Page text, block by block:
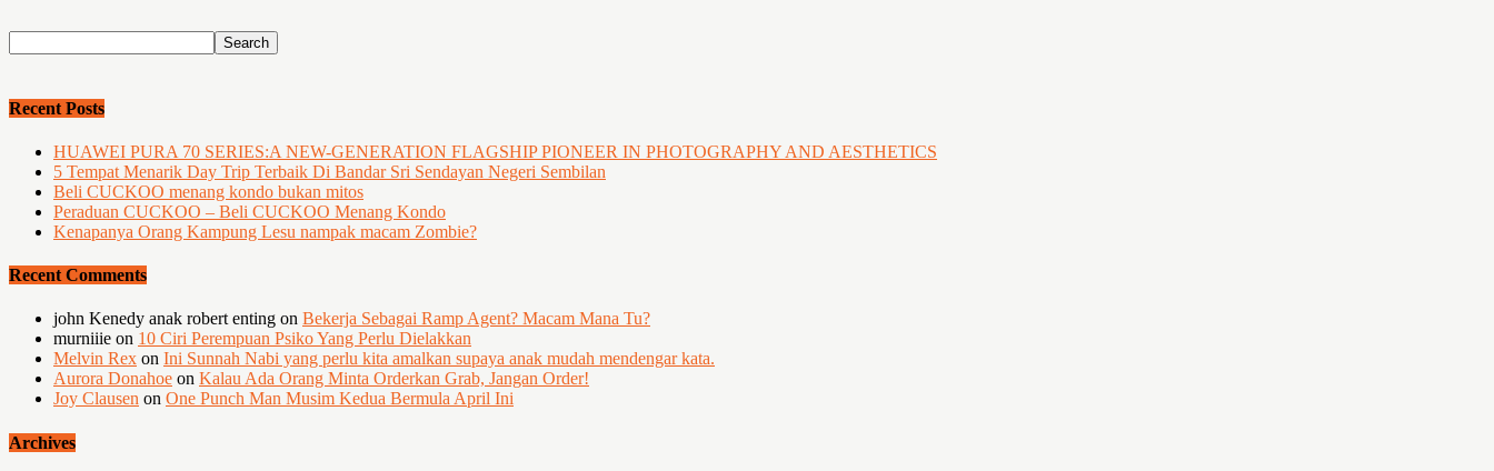
Recent Posts
HUAWEI PURA 70 SERIES:A NEW-GENERATION FLAGSHIP PIONEER IN PHOTOGRAPHY AND AESTHETICS
5 Tempat Menarik Day Trip Terbaik Di Bandar Sri Sendayan Negeri Sembilan
Beli CUCKOO menang kondo bukan mitos
Peraduan CUCKOO – Beli CUCKOO Menang Kondo
Kenapanya Orang Kampung Lesu nampak macam Zombie?
Recent Comments
john Kenedy anak robert enting on Bekerja Sebagai Ramp Agent? Macam Mana Tu?
murniiie on 10 Ciri Perempuan Psiko Yang Perlu Dielakkan
Melvin Rex on Ini Sunnah Nabi yang perlu kita amalkan supaya anak mudah mendengar kata.
Aurora Donahoe on Kalau Ada Orang Minta Orderkan Grab, Jangan Order!
Joy Clausen on One Punch Man Musim Kedua Bermula April Ini
Archives